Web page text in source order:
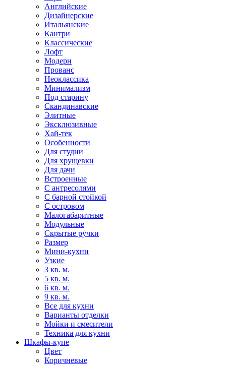
Английские
Дизайнерские
Итальянские
Кантри
Классические
Лофт
Модерн
Прованс
Неоклассика
Минимализм
Под старину
Скандинавские
Элитные
Эксклюзивные
Хай-тек
Особенности
Для студии
Для хрущевки
Для дачи
Встроенные
С антресолями
С барной стойкой
С островом
Малогабаритные
Модульные
Скрытые ручки
Размер
Мини-кухни
Узкие
3 кв. м.
5 кв. м.
6 кв. м.
9 кв. м.
Все для кухни
Варианты отделки
Мойки и смесители
Техника для кухни
Шкафы-купе
Цвет
Коричневые